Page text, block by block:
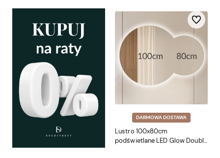
DARMOWA DOSTAWA
Lustro 100x80cm
podświetlane LED Glow Double
Do